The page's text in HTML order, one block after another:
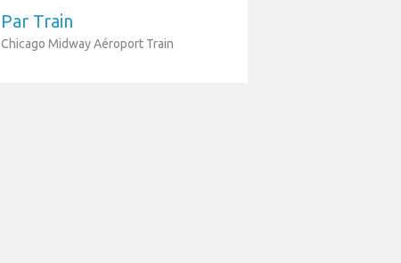
Par Train
Chicago Midway Aéroport Train